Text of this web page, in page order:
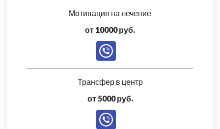
Мотивация на лечение
от 10000 руб.
Трансфер в центр
от 5000 руб.